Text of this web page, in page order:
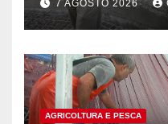
7 AGOSTO 2026
AGRICOLTURA E PESCA